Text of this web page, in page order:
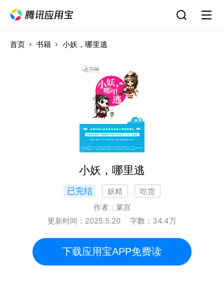
首页 书籍 小妖，哪里逃
小妖，哪里逃
已完结 妖精
吃货
作者： 莱宫
更新时间： 2025.5.20 字数： 34.4万
下载应用宝APP免费读